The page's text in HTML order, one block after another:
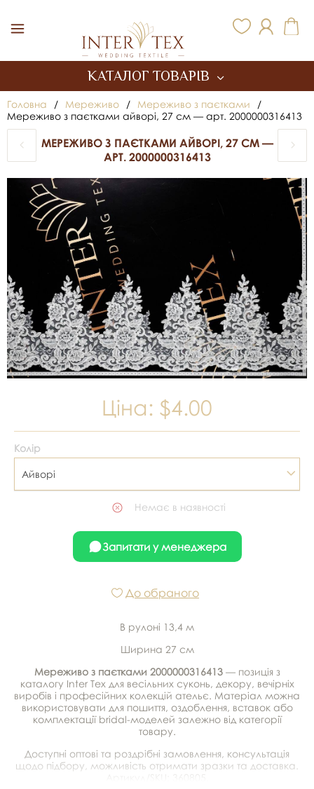
КАТАЛОГ ТОВАРІВ
Головна / Мереживо / Мереживо з паєтками
/
Мереживо з паєтками айворі, 27 см — арт. 2000000316413
МЕРЕЖИВО З ПАЄТКАМИ АЙВОРІ, 27 СМ —
АРТ. 2000000316413
Ціна: $4.00
Колір
Айворі
Немає в наявності
Запитати у менеджера
До обраного
В рулоні 13,4 м
Ширина 27 см
Мереживо з паєтками 2000000316413— позиція з
каталогу Inter Tex для весільних суконь, декору, вечірніх
виробів і професійних колекцій ательє. Матеріал можна
використовувати для пошиття, оздоблення, вставок або
комплектації bridal-моделей залежно від категорії
товару.
Доступні оптові та роздрібні замовлення, консультація
щодо підбору, можливість отримати зразки та доставка.